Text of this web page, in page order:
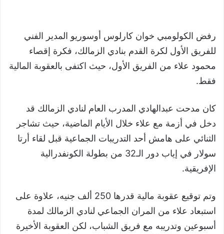
رفض الكولومبي خوان كارلوس أوسوريو المدير الفني
للفريق الأول لكرة القدم بنادي الزمالك، فكرة إقصاء
محمود علاء من الفريق الأول، حيث اكتفى بالعقوبة المالية
فقط.
كان مدحت عبدالهادي المدرب العام لنادي الزمالك قد
دخل في أزمة مع علاء خلال الأيام الماضية، حيث تشاجر
الثنائي على هامش أحد التدريبات الجماعية قبل لقاء أرتا
سولار في إياب دور الـ32 من بطولة الكونفدرالية
الإفريقية.
وتم توقيع عقوبة مالية قدرها 250 ألف جنيه، علاوة على
استبعاد علاء من المران الجماعي لنادي الزمالك لمدة
أسبوعين وتدريبه مع فريق الشباب، لكن العقوبة الأخيرة